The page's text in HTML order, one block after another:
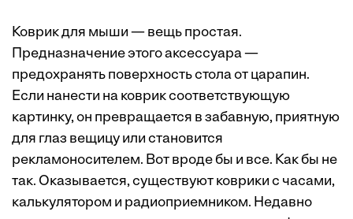
Коврик для мыши — вещь простая.
Предназначение этого аксессуара —
предохранять поверхность стола от царапин.
Если нанести на коврик соответствующую
картинку, он превращается в забавную, приятную
для глаз вещицу или становится
рекламоносителем. Вот вроде бы и все. Как бы не
так. Оказывается, существуют коврики с часами,
калькулятором и радиоприемником. Недавно